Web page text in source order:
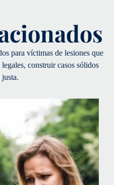
para víctimas de lesiones que
construir casos sólidos